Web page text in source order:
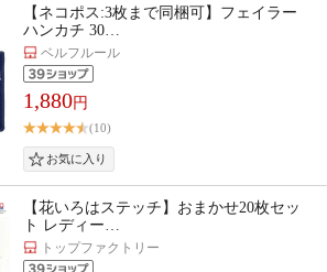
【ネコポス:3枚まで同梱可】フェイラー
ハンカチ 30…
ベルフルール
1,880円
(10)
【花いろはステッチ】おまかせ20枚セッ
ト レディー…
トップファクトリー